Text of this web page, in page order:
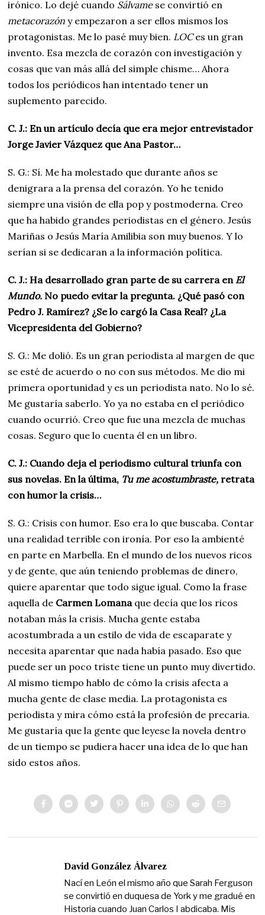
irónico. Lo dejé cuando Sálvame se convirtió en
metacorazón y empezaron a ser ellos mismos los
protagonistas. Me lo pasé muy bien. LOCes un gran
invento. Esa mezcla de corazón con investigación y
cosas que van más allá del simple chisme… Ahora
todos los periódicos han intentado tener un
suplemento parecido.
C. J.: En un artículo decía que era mejor entrevistador
Jorge Javier Vázquez que Ana Pastor…
S. G.: Sí. Me ha molestado que durante años se
denigrara a la prensa del corazón. Yo he tenido
siempre una visión de ella pop y postmoderna. Creo
que ha habido grandes periodistas en el género. Jesús
Mariñas o Jesús María Amilibia son muy buenos. Y lo
serían si se dedicaran a la información política.
C. J.: Ha desarrollado gran parte de su carrera en El
Mundo. No puedo evitar la pregunta. ¿Qué pasó con
Pedro J. Ramírez? ¿Se lo cargó la Casa Real? ¿La
Vicepresidenta del Gobierno?
S. G.: Me dolió. Es un gran periodista al margen de que
se esté de acuerdo o no con sus métodos. Me dio mi
primera oportunidad y es un periodista nato. No lo sé.
Me gustaría saberlo. Yo ya no estaba en el periódico
cuando ocurrió. Creo que fue una mezcla de muchas
cosas. Seguro que lo cuenta él en un libro.
C. J.: Cuando deja el periodismo cultural triunfa con
sus novelas. En la última, Tu me acostumbraste, retrata
con humor la crisis…
S. G.: Crisis con humor. Eso era lo que buscaba. Contar
una realidad terrible con ironía. Por eso la ambienté
en parte en Marbella. En el mundo de los nuevos ricos
y de gente, que aún teniendo problemas de dinero,
quiere aparentar que todo sigue igual. Como la frase
aquella de Carmen Lomanaque decía que los ricos
notaban más la crisis. Mucha gente estaba
acostumbrada a un estilo de vida de escaparate y
necesita aparentar que nada había pasado. Eso que
puede ser un poco triste tiene un punto muy divertido.
Al mismo tiempo hablo de cómo la crisis afecta a
mucha gente de clase media. La protagonista es
periodista y mira cómo está la profesión de precaria.
Me gustaría que la gente que leyese la novela dentro
de un tiempo se pudiera hacer una idea de lo que han
sido estos años.
David González Álvarez
Nací en León el mismo año que Sarah Ferguson
se convirtió en duquesa de York y me gradué en
Historia cuando Juan Carlos I abdicaba. Mis